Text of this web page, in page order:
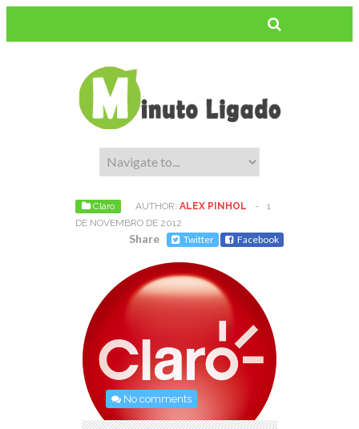
Claro AUTHOR: ALEX PINHOL -
1
DE NOVEMBRO DE 2012
Share Twitter Facebook
No comments